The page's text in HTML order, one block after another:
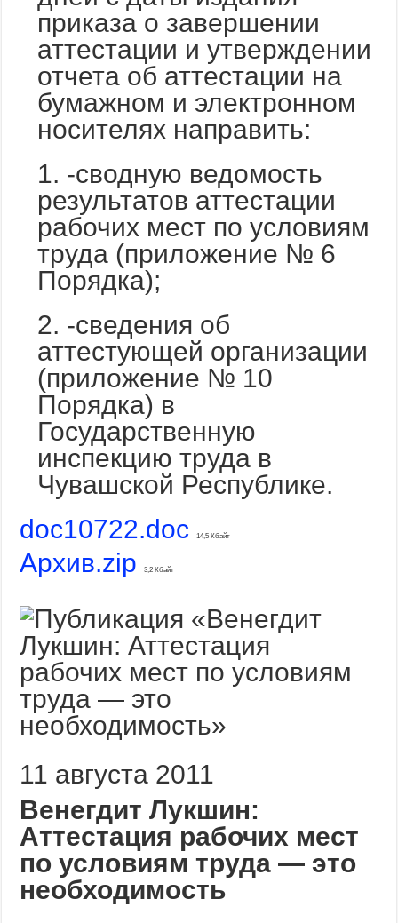
приказа о завершении
аттестации и утверждении
отчета об аттестации на
бумажном и электронном
носителях направить:
1. -сводную ведомость
результатов аттестации
рабочих мест по условиям
труда (приложение № 6
Порядка);
2. -сведения об
аттестующей организации
(приложение № 10
Порядка) в
Государственную
инспекцию труда в
Чувашской Республике.
doc10722.doc
14,5 Кбайт
Архив.zip 3,2 Кбайт
11 августа 2011
Венегдит Лукшин:
Аттестация рабочих мест
по условиям труда — это
необходимость